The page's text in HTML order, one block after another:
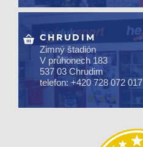
CHRUDIM
Zimný štadión
V průhonech 183
537 03 Chrudim
telefon: +420 728 072 017